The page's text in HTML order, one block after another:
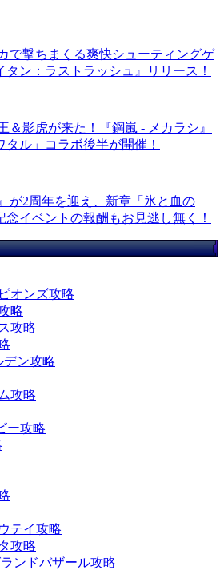
で撃ちまくる爽快シューティングゲ
タン：ラストラッシュ』リリース！
＆影虎が来た！『鋼嵐 - メカラシ』
タル」コラボ後半が開催！
が2周年を迎え、新章「氷と血の
念イベントの報酬もお見逃し無く！
オンズ攻略
略
攻略
デン攻略
攻略
ー攻略
テイ攻略
攻略
ンドバザール攻略